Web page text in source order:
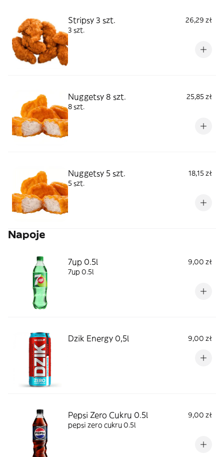
Stripsy 3 szt.
26,29 zł
3 szt.
Nuggetsy 8 szt.
25,85 zł
8 szt.
Nuggetsy 5 szt.
18,15 zł
5 szt.
Napoje
7up 0.5l
9,00 zł
7up 0.5l
Dzik Energy 0,5l 9,00 zł
Pepsi Zero Cukru 0.5l
9,00 zł
pepsi zero cukru 0.5l